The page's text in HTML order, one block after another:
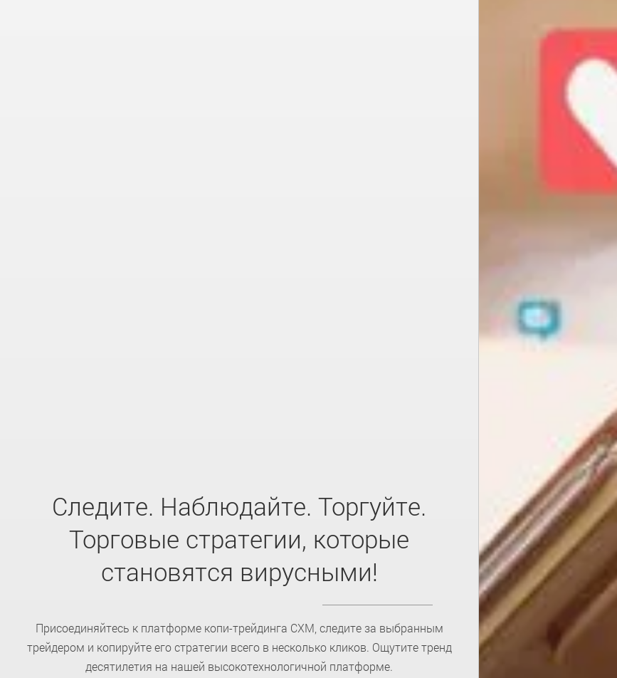
Следите. Наблюдайте. Торгуйте.
Торговые стратегии, которые
становятся вирусными!
Присоединяйтесь к платформе копи-трейдинга CXM, следите за выбранным
трейдером и копируйте его стратегии всего в несколько кликов. Ощутите тренд
десятилетия на нашей высокотехнологичной платформе.